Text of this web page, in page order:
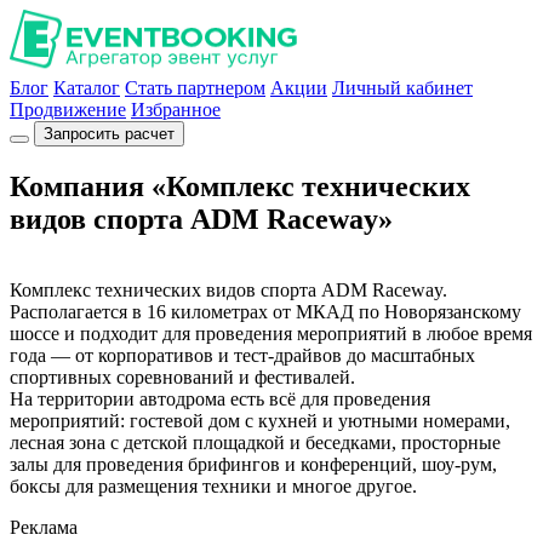
Блог Каталог Стать партнером Акции Личный кабинет
Продвижение Избранное
Запросить расчет
Компания «Комплекс технических
видов спорта ADM Raceway»
Комплекс технических видов спорта ADM Raceway.
Располагается в 16 километрах от МКАД по Новорязанскому
шоссе и подходит для проведения мероприятий в любое время
года — от корпоративов и тест-драйвов до масштабных
спортивных соревнований и фестивалей.
На территории автодрома есть всё для проведения
мероприятий: гостевой дом с кухней и уютными номерами,
лесная зона с детской площадкой и беседками, просторные
залы для проведения брифингов и конференций, шоу-рум,
боксы для размещения техники и многое другое.
Реклама